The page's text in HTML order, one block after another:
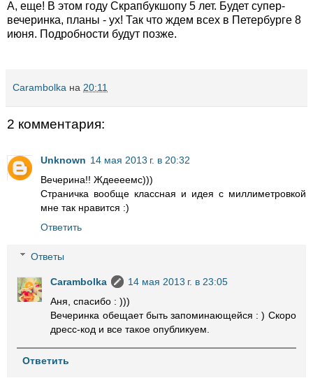
А, еще! В этом году Скрапбукшопу 5 лет. Будет супер-
вечеринка, планы - ух! Так что ждем всех в Петербурге 8
июня. Подробности будут позже.
Carambolka на 20:11
2 комментария:
Unknown 14 мая 2013 г. в 20:32
Вечерина!! Ждеееемс)))
Страничка вообще классная и идея с миллиметровкой
мне так нравится :)
Ответить
Ответы
Carambolka
14 мая 2013 г. в 23:05
Аня, спасибо : )))
Вечеринка обещает быть запоминающейся : ) Скоро
дресс-код и все такое опубликуем.
Ответить